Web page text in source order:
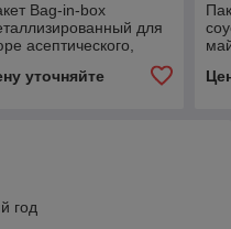
Bag-in-box
для
асептического,
сока и пюре
уточняйте
год